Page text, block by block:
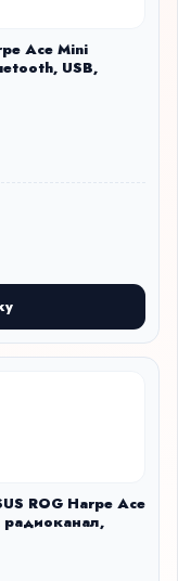
Ace Mini
USB,
ROG Harpe Ace